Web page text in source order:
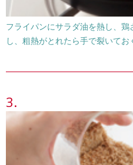
フライパンにサラダ油を熱し、
し、粗熱がとれたら手で裂いてお